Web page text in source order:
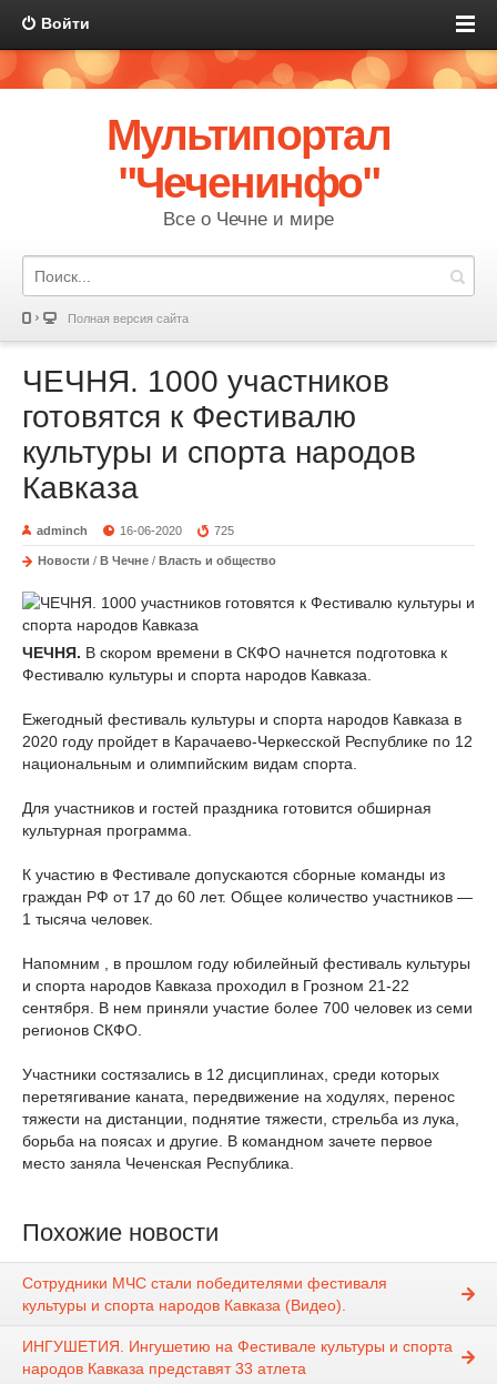
Войти
Мультипортал
"Чеченинфо"
Все о Чечне и мире
Полная версия сайта
ЧЕЧНЯ. 1000 участников
готовятся к Фестивалю
культуры и спорта народов
Кавказа
adminch 16-06-2020 725
Новости / В Чечне / Власть и общество
ЧЕЧНЯ. В скором времени в СКФО начнется подготовка к
Фестивалю культуры и спорта народов Кавказа.⠀
Ежегодный фестиваль культуры и спорта народов Кавказа в
2020 году пройдет в Карачаево-Черкесской Республике по 12
национальным и олимпийским видам спорта.
Для участников и гостей праздника готовится обширная
культурная программа.
К участию в Фестивале допускаются сборные команды из
граждан РФ от 17 до 60 лет. Общее количество участников —
1 тысяча человек.
Напомним , в прошлом году юбилейный фестиваль культуры
и спорта народов Кавказа проходил в Грозном 21-22
сентября. В нем приняли участие более 700 человек из семи
регионов СКФО.
Участники состязались в 12 дисциплинах, среди которых
перетягивание каната, передвижение на ходулях, перенос
тяжести на дистанции, поднятие тяжести, стрельба из лука,
борьба на поясах и другие. В командном зачете первое
место заняла Чеченская Республика.
Похожие новости
Сотрудники МЧС стали победителями фестиваля
культуры и спорта народов Кавказа (Видео).
ИНГУШЕТИЯ. Ингушетию на Фестивале культуры и спорта
народов Кавказа представят 33 атлета